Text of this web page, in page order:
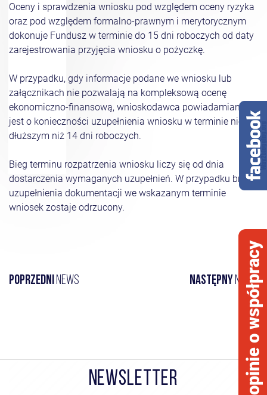
Oceny i sprawdzenia wniosku pod względem oceny ryzyka
oraz pod względem formalno-prawnym i merytorycznym
dokonuje Fundusz w terminie do 15 dni roboczych od daty
zarejestrowania przyjęcia wniosku o pożyczkę.
W przypadku, gdy informacje podane we wniosku lub
załącznikach nie pozwalają na kompleksową ocenę
ekonomiczno-finansową, wnioskodawca powiadamiany
jest o konieczności uzupełnienia wniosku w terminie nie
dłuższym niż 14 dni roboczych.
Bieg terminu rozpatrzenia wniosku liczy się od dnia
dostarczenia wymaganych uzupełnień. W przypadku braku
uzupełnienia dokumentacji we wskazanym terminie
wniosek zostaje odrzucony.
Poprzedninews Następny news
NEWSLETTER opinie o współpracy